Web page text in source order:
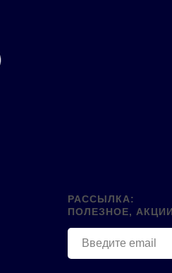
РАССЫЛКА:
ПОЛЕЗНОЕ,